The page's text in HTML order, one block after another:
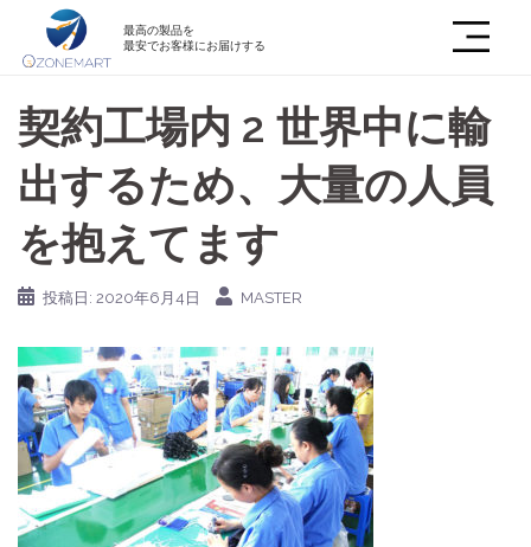
最高の製品を
最安でお客様にお届けする
契約工場内 2 世界中に輸
出するため、大量の人員
を抱えてます
投稿日: 2020年6月4日 MASTER